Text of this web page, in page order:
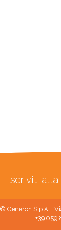
Iscriviti
© Generon S.p.A. |
T: +39 059